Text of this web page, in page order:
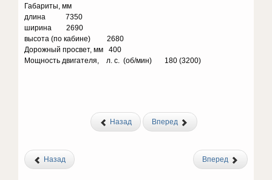
Габариты, мм
длина 7350
ширина 2690
высота (по кабине) 2680
Дорожный просвет, мм 400
Мощность двигателя, л. с. (об/мин) 180 (3200)
Назад Вперед
Назад Вперед